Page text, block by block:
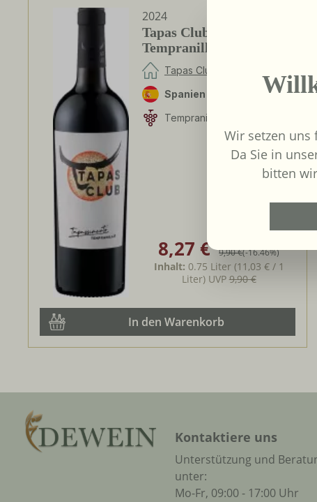
2024
Tapas Club Tapassimento
Tempranillo
Tapas Club
Spanien
Tempranillo
Verkaufspreis:
8,27 € Regulärer Preis:
9,90 €(-16.46%)
Inhalt: 0.75 Liter (11,03 € / 1
Liter) UVP9,90 €
In den Warenkorb
Kontaktiere uns
Unterstützung und
unter:
Mo-Fr, 09:00 - 17:00 Uhr
Wir setzen
Da Sie in
bitten